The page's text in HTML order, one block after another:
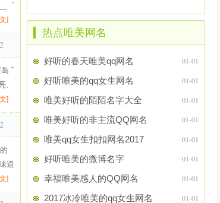
゛
]
ˇ
、
]
道
]
热点唯美网名
好听的春天唯美qq网名 01-01
好听唯美的qq女生网名 01-01
唯美好听的陌陌名字大全 01-01
唯美好听的非主流QQ网名 01-01
唯美qq女生扣扣网名2017 01-01
好听唯美的微博名字 01-01
幸福唯美感人的QQ网名 01-01
2017冰冷唯美的qq女生网名 01-01